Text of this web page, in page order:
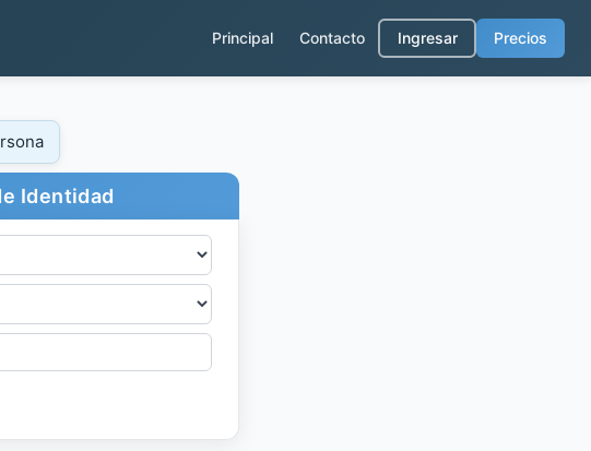
Principal Contacto Ingresar Precios
Identidad